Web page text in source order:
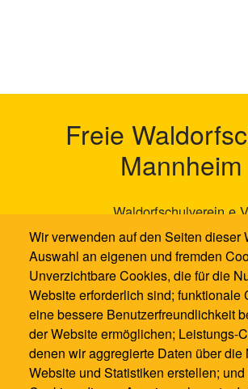
Freie
Mannheim
Waldorfschulverein e.V
Neckarauer Waldweg
68199 Mannheim
0621 / 1286100
0621 / 12861021
info@waldorfschule-
Wir verwenden auf den Seiten dieser
Auswahl an eigenen und fremden
Unverzichtbare Cookies, die für die
Website erforderlich sind; funktionale
eine bessere Benutzerfreundlichkeit
der Website ermöglichen; Leistungs-
denen wir aggregierte Daten über die
Website und Statistiken erstellen;